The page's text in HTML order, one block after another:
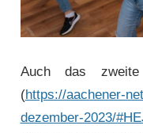
Auch das
(https://aachener-
dezember-2023/